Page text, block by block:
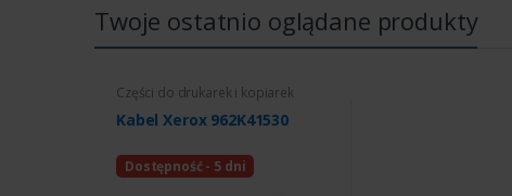
Twoje ostatnio oglądane produkty
Części do drukarek i kopiarek
Kabel Xerox 962K41530
Dostępność - 5 dni